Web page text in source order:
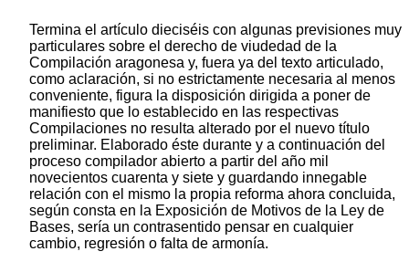
Termina el artículo dieciséis con algunas previsiones muy
particulares sobre el derecho de viudedad de la
Compilación aragonesa y, fuera ya del texto articulado,
como aclaración, si no estrictamente necesaria al menos
conveniente, figura la disposición dirigida a poner de
manifiesto que lo establecido en las respectivas
Compilaciones no resulta alterado por el nuevo título
preliminar. Elaborado éste durante y a continuación del
proceso compilador abierto a partir del año mil
novecientos cuarenta y siete y guardando innegable
relación con el mismo la propia reforma ahora concluida,
según consta en la Exposición de Motivos de la Ley de
Bases, sería un contrasentido pensar en cualquier
cambio, regresión o falta de armonía.